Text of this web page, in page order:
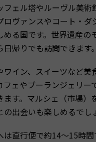
フェル塔やルーヴル美術
ロヴァンスやコート・ダ
める国です。世界遺産の
帰りでも訪問できます。
ワイン、スイーツなど美
フェやブーランジェリー
ます。マルシェ（市場）
出会いも楽しめるでし
は直行便で約14〜15時